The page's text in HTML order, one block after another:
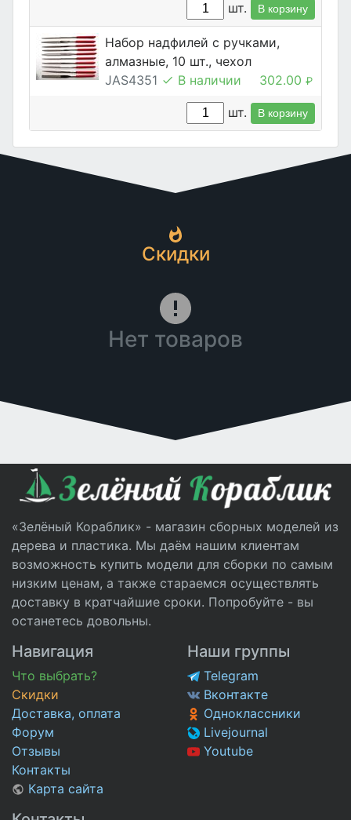
шт. В корзину
Набор надфилей с ручками,
алмазные, 10 шт., чехол
JAS4351
В наличии 302.00 ₽
шт. В корзину
Скидки
Нет товаров
«Зелёный Кораблик» - магазин сборных моделей из
дерева и пластика. Мы даём нашим клиентам
возможность купить модели для сборки по самым
низким ценам, а также стараемся осуществлять
доставку в кратчайшие сроки. Попробуйте - вы
останетесь довольны.
Навигация
Что выбрать?
Скидки
Доставка, оплата
Форум
Отзывы
Контакты
Карта сайта
Наши группы
Telegram
Вконтакте
Одноклассники
Livejournal
Youtube